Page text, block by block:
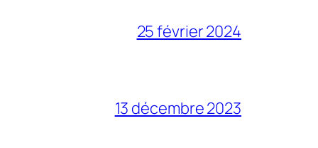
25 février 2024
13 décembre 2023